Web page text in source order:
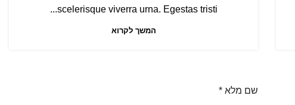
scelerisque viverra urna. Egestas tristi...
המשך לקרוא
שם מלא *